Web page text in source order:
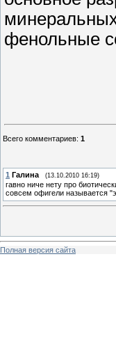
фенольные
Всего комментариев: 1
1 Галина (13.10.2010 16:19)
гавно ниче нету про
совсем офигели называется
Полная версия сайта